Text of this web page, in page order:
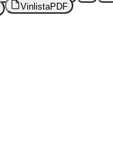
VinlistaPDF